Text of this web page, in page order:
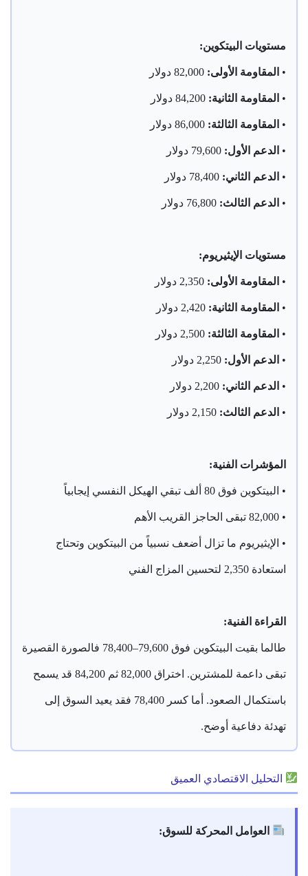
مستويات البيتكوين:
• المقاومة الأولى:
• المقاومة الثانية:
• المقاومة الثالثة:
• الدعم الأول:
• الدعم الثاني:
• الدعم الثالث:
مستويات الإيثيريوم:
• المقاومة الأولى:
• المقاومة الثانية:
• المقاومة الثالثة:
• الدعم الأول:
• الدعم الثاني:
• الدعم الثالث:
المؤشرات الفنية:
• البيتكوين فوق 80 ألف تبقي الهيكل النفسي إيجابياً
• 82,000 تبقى الحاجز القريب الأهم
• الإيثيريوم ما تزال أضعف نسبياً من البيتكوين وتحتاج
استعادة 2,350 لتحسين المزاج الفني
القراءة الفنية:
طالما بقيت البيتكوين فوق 79,600–78,400 فالصورة القصيرة
تبقى داعمة للمشترين. اختراق 82,000 ثم 84,200 قد يسمح
باستكمال الصعود. أما كسر 78,400 فقد يعيد السوق إلى
تهدئة دفاعية أوضح.
التحليل الاقتصادي العميق
العوامل المحركة للسوق: